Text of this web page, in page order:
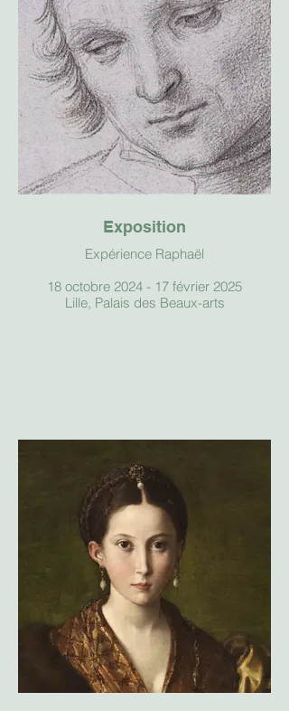
Exposition
Expérience Raphaël
18 octobre 2024 - 17 février 2025
Lille, Palais des Beaux-arts